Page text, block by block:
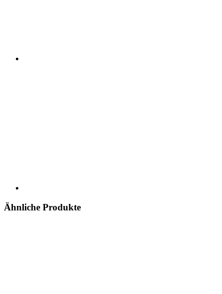
Ähnliche Produkte